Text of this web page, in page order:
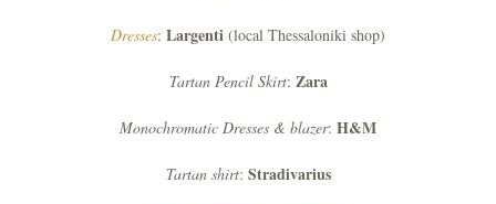
Dresses: Largenti (local Thessaloniki shop)
Tartan Pencil Skirt: Zara
Monochromatic Dresses & blazer: H&M
Tartan shirt: Stradivarius